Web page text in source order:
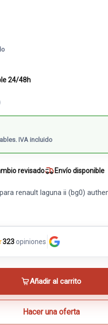
24/48h
IVA incluido
revisado Envío disponible
renault laguna ii (bg0)
323opiniones
Añadir al carrito
Hacer una oferta